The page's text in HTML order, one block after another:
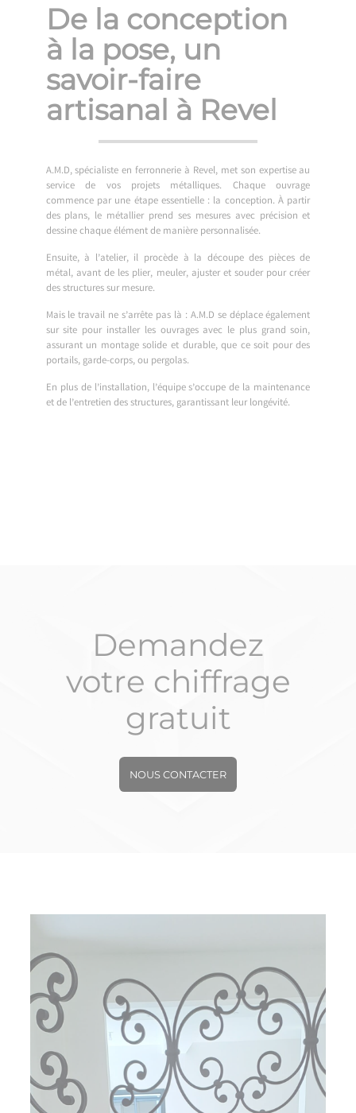
De la conception
à la pose, un
savoir-faire
artisanal à Revel
A.M.D, spécialiste en ferronnerie à Revel, met son expertise au
service de vos projets métalliques. Chaque ouvrage
commence par une étape essentielle : la conception. À partir
des plans, le métallier prend ses mesures avec précision et
dessine chaque élément de manière personnalisée.
Ensuite, à l’atelier, il procède à la découpe des pièces de
métal, avant de les plier, meuler, ajuster et souder pour créer
des structures sur mesure.
Mais le travail ne s’arrête pas là : A.M.D se déplace également
sur site pour installer les ouvrages avec le plus grand soin,
assurant un montage solide et durable, que ce soit pour des
portails, garde-corps, ou pergolas.
En plus de l’installation, l’équipe s’occupe de la maintenance
et de l’entretien des structures, garantissant leur longévité.
Demandez
votre chiffrage
gratuit
NOUS CONTACTER